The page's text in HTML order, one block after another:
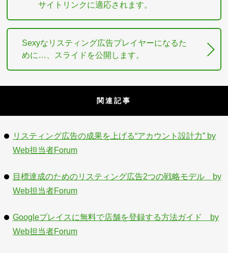
サイトリンクに適応されます。
Sexyなリスティング広告プレイヤーになるた
めに…、スライドを公開します。
関連記事
リスティング広告の成果を上げる“アカウント設計力” by
Web担当者Forum
目標達成のためのリスティング広告2つの戦略モデル by
Web担当者Forum
Googleプレイスに無料で店舗を登録する方法ガイド by
Web担当者Forum